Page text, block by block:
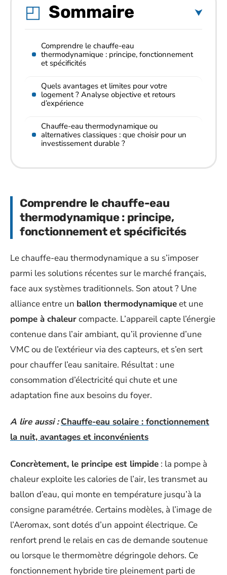
Sommaire
Comprendre le chauffe-eau
thermodynamique : principe, fonctionnement
et spécificités
Quels avantages et limites pour votre
logement ? Analyse objective et retours
d’expérience
Chauffe-eau thermodynamique ou
alternatives classiques : que choisir pour un
investissement durable ?
Comprendre le chauffe-eau
thermodynamique : principe,
fonctionnement et spécificités
Le chauffe-eau thermodynamique a su s’imposer
parmi les solutions récentes sur le marché français,
face aux systèmes traditionnels. Son atout ? Une
alliance entre un ballon thermodynamiqueet une
pompe à chaleurcompacte. L’appareil capte l’énergie
contenue dans l’air ambiant, qu’il provienne d’une
VMC ou de l’extérieur via des capteurs, et s’en sert
pour chauffer l’eau sanitaire. Résultat : une
consommation d’électricité qui chute et une
adaptation fine aux besoins du foyer.
A lire aussi : Chauffe-eau solaire : fonctionnement
la nuit, avantages et inconvénients
Concrètement, le principe est limpide : la pompe à
chaleur exploite les calories de l’air, les transmet au
ballon d’eau, qui monte en température jusqu’à la
consigne paramétrée. Certains modèles, à l’image de
l’Aeromax, sont dotés d’un appoint électrique. Ce
renfort prend le relais en cas de demande soutenue
ou lorsque le thermomètre dégringole dehors. Ce
fonctionnement hybride tire pleinement parti de